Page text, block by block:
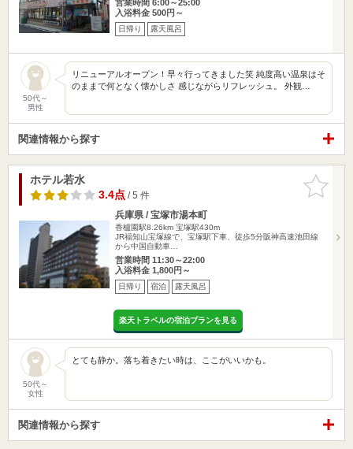
営業時間 6:00～25:00
入浴料金 500円～
日帰り 露天風呂
50代～
男性
リニューアルオープン！早々行ってきました笑 純度高い温泉はそ
のままで何となく懐かしさ 感じながらリフレッシュ。 外観…
関連情報から探す
お気に入
りに追加
ホテル若水
3.4点/ 5 件
兵庫県 / 宝塚市湯本町
香櫨園駅8.26km 宝塚駅430m
JR福知山宝塚線で、宝塚駅下車、徒歩5分阪神高速池田線
から中国自動車…
営業時間 11:30～22:00
入浴料金 1,800円～
日帰り 宿泊 露天風呂
楽天トラベルの宿泊プランを見る
50代～
女性
とても静か。落ち着きたい時は、ここがいいかも。
関連情報から探す